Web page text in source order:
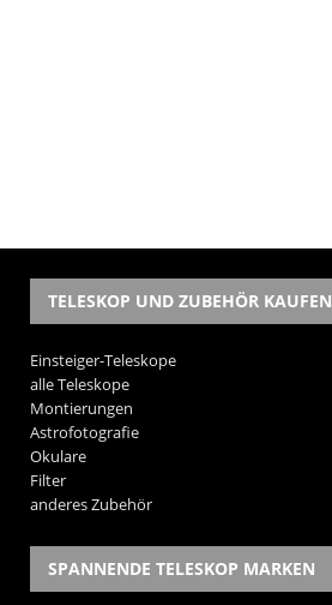
TELESKOP UND ZUBEHÖR KAUFEN
Einsteiger-Teleskope
alle Teleskope
Montierungen
Astrofotografie
Okulare
Filter
anderes Zubehör
SPANNENDE TELESKOP MARKEN